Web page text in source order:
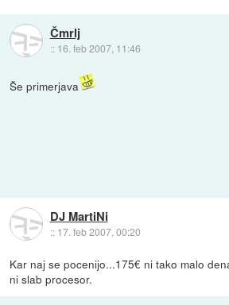
Čmrlj
:: 16. feb 2007, 11:46
Še primerjava
DJ MartiNi
:: 17. feb 2007, 00:20
Kar naj se pocenijo...175€ ni tako malo
ni slab procesor.